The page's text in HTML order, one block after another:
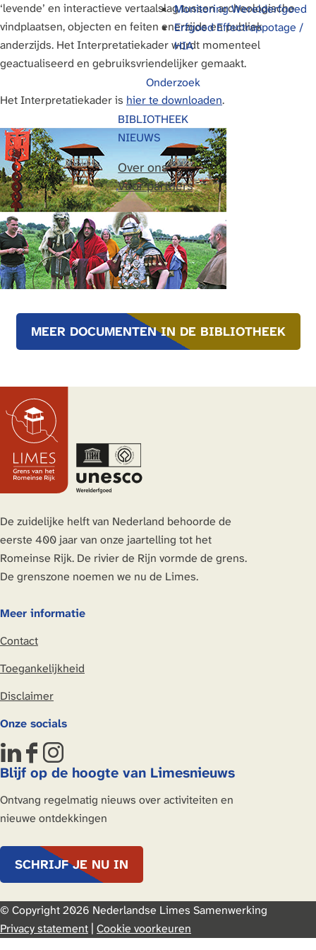
Monitoring Werelderfgoed
Erfgoed Effectrappotage /
HIA
Onderzoek
BIBLIOTHEEK
NIEUWS
Over ons
Voor partners
‘levende’ en interactieve vertaalslag tussen archeologische
vindplaatsen, objecten en feiten enerzijds en publiek
anderzijds. Het Interpretatiekader wordt momenteel
geactualiseerd en gebruiksvriendelijker gemaakt.
Het Interpretatiekader is hier te downloaden.
MEER DOCUMENTEN IN DE BIBLIOTHEEK
De zuidelijke helft van Nederland behoorde de
eerste 400 jaar van onze jaartelling tot het
Romeinse Rijk. De rivier de Rijn vormde de grens.
De grenszone noemen we nu de Limes.
Meer informatie
Contact
Toegankelijkheid
Disclaimer
Onze socials
L
i
n
k
N
e
F
a
c
e
o
N
e
I
n
s
t
g
r
m
Blijf op de hoogte van Limesnieuws
Ontvang regelmatig nieuws over activiteiten en
nieuwe ontdekkingen
SCHRIJF JE NU IN
© Copyright 2026 Nederlandse Limes Samenwerking
Privacy statement Cookie voorkeuren